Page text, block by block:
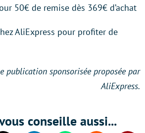
50€ de remise dès 369€ d’achat
AliExpress pour profiter de
publication sponsorisée proposée par
AliExpress.
conseille aussi...